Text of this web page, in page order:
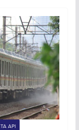
API